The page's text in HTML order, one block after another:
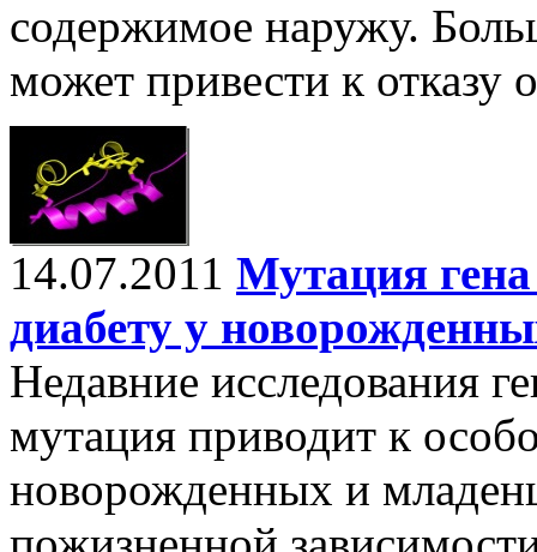
содержимое наружу.
может привести к отказу
14.07.2011 Мутация
диабету у
Недавние исследования
мутация приводит к
новорожденных и